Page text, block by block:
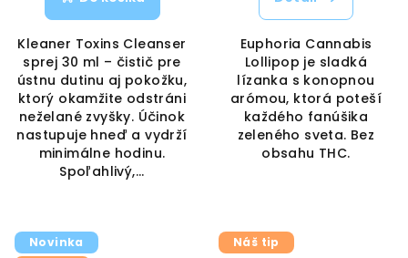
Kleaner Toxins Cleanser
sprej 30 ml – čistič pre
ústnu dutinu aj pokožku,
ktorý okamžite odstráni
neželané zvyšky. Účinok
nastupuje hneď a vydrží
minimálne hodinu.
Spoľahlivý,...
Euphoria Cannabis
Lollipop je sladká
lízanka s konopnou
arómou, ktorá poteší
každého fanúšika
zeleného sveta. Bez
obsahu THC.
Novinka
Náš tip